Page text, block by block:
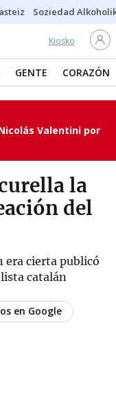
Soziedad
Kiosko
GENTE CORAZÓN
Valentini por
la
del
era cierta publicó
catalán
en Google